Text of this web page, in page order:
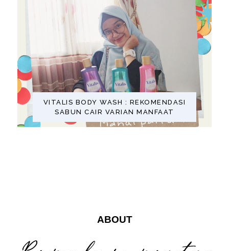
VITALIS BODY WASH : REKOMENDASI
SABUN CAIR VARIAN MANFAAT
ABOUT